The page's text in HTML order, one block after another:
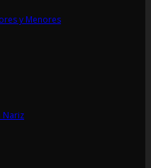
y Menores
Nariz